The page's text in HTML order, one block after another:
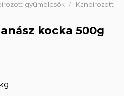
gyümölcsök /
Kandírozott
kocka 500g